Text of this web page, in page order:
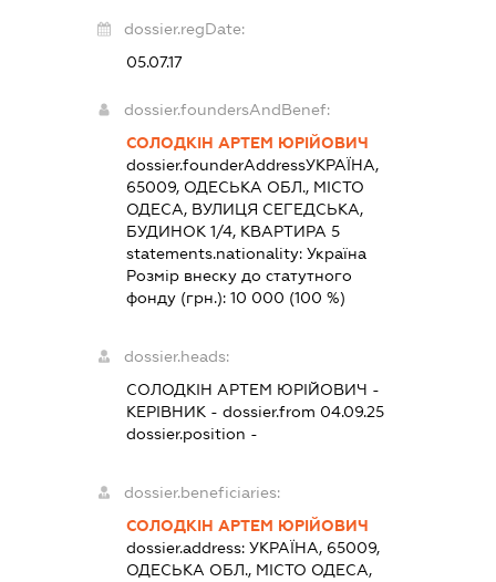
dossier.regDate:
05.07.17
dossier.foundersAndBenef:
СОЛОДКІН АРТЕМ ЮРІЙОВИЧ
dossier.founderAddressУКРАЇНА,
65009, ОДЕСЬКА ОБЛ., МІСТО
ОДЕСА, ВУЛИЦЯ СЕГЕДСЬКА,
БУДИНОК 1/4, КВАРТИРА 5
statements.nationality:Україна
Розмір внеску до статутного
фонду (грн.):10 000 (100 %)
dossier.heads:
СОЛОДКІН АРТЕМ ЮРІЙОВИЧ -
КЕРІВНИК - dossier.from 04.09.25
dossier.position -
dossier.beneficiaries:
СОЛОДКІН АРТЕМ ЮРІЙОВИЧ
dossier.address:УКРАЇНА, 65009,
ОДЕСЬКА ОБЛ., МІСТО ОДЕСА,